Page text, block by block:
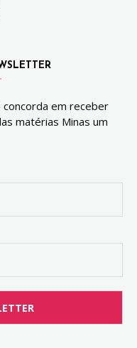
em receber
matérias Minas um